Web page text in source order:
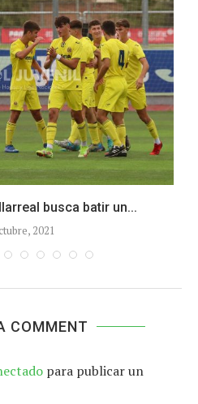
busca batir un...
2021
COMMENT
para publicar un